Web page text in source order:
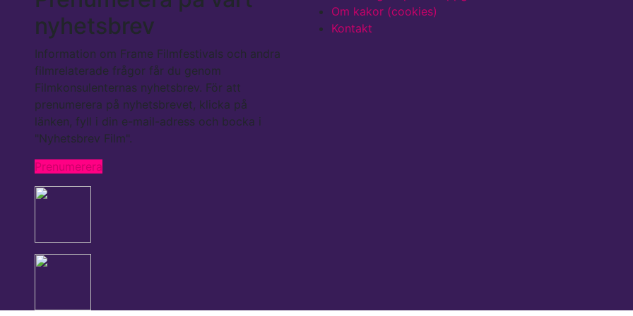
nyhetsbrev
Information om Frame Filmfestivals och andra
filmrelaterade frågor får du genom
Filmkonsulenternas nyhetsbrev. För att
prenumerera på nyhetsbrevet, klicka på
länken, fyll i din e-mail-adress och bocka i
"Nyhetsbrev Film".
Prenumerera
Om kakor (cookies)
Kontakt